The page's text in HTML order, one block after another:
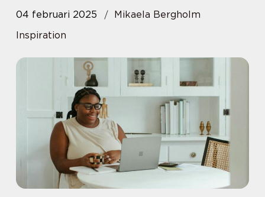
04 februari 2025
Mikaela Bergholm
Inspiration